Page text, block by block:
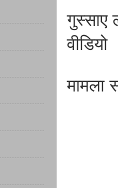
गुस्साए
वीडियो
मामला